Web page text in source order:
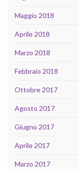
Maggio 2018
Aprile 2018
Marzo 2018
Febbraio 2018
Ottobre 2017
Agosto 2017
Giugno 2017
Aprile 2017
Marzo 2017